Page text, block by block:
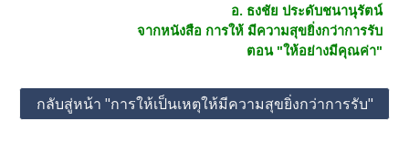
อ. ธงชัย ประดับชนานุรัตน์
จากหนังสือ การให้ มีความสุขยิ่งกว่าการรับ
ตอน "ให้อย่างมีคุณค่า"
กลับสู่หน้า "การให้เป็นเหตุให้มีความสุขยิ่งกว่าการรับ"